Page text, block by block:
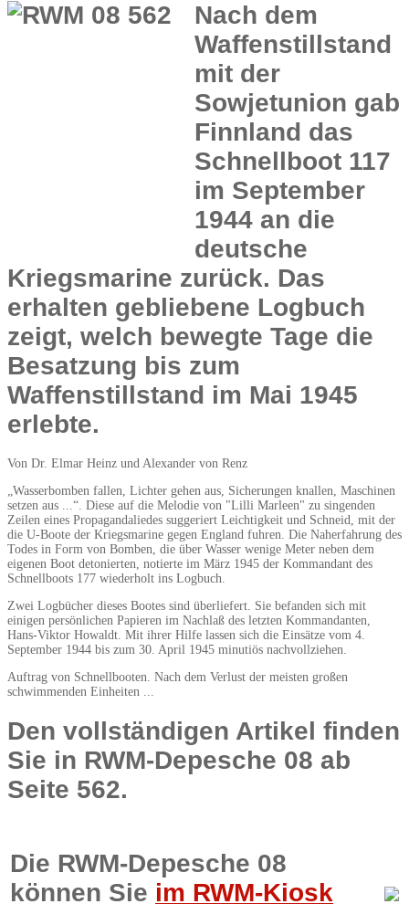
Nach dem
Waffenstillstand
mit der
Sowjetunion gab
Finnland das
Schnellboot 117
im September
1944 an die
deutsche
Kriegsmarine zurück. Das
erhalten gebliebene Logbuch
zeigt, welch bewegte Tage die
Besatzung bis zum
Waffenstillstand im Mai 1945
erlebte.
Von Dr. Elmar Heinz und Alexander von Renz
„Wasserbomben fallen, Lichter gehen aus, Sicherungen knallen, Maschinen
setzen aus ...“. Diese auf die Melodie von "Lilli Marleen" zu singenden
Zeilen eines Propagandaliedes suggeriert Leichtigkeit und Schneid, mit der
die U-Boote der Kriegsmarine gegen England fuhren. Die Naherfahrung des
Todes in Form von Bomben, die über Wasser wenige Meter neben dem
eigenen Boot detonierten, notierte im März 1945 der Kommandant des
Schnellboots 177 wiederholt ins Logbuch.
Zwei Logbücher dieses Bootes sind überliefert. Sie befanden sich mit
einigen persönlichen Papieren im Nachlaß des letzten Kommandanten,
Hans-Viktor Howaldt. Mit ihrer Hilfe lassen sich die Einsätze vom 4.
September 1944 bis zum 30. April 1945 minutiös nachvollziehen.
Auftrag von Schnellbooten. Nach dem Verlust der meisten großen
schwimmenden Einheiten ...
Den vollständigen Artikel finden
Sie in RWM-Depesche 08 ab
Seite 562.
Die RWM-Depesche 08
können Sie im RWM-Kiosk